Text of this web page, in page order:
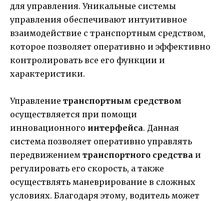
для управления. Уникальные системы
управления обеспечивают интуитивное
взаимодействие с транспортным средством,
которое позволяет оперативно и эффективно
контролировать все его функции и
характеристики.
Управление транспортным средством
осуществляется при помощи
инновационного интерфейса. Данная
система позволяет оперативно управлять
передвижением транспортного средства и
регулировать его скорость, а также
осуществлять маневрирование в сложных
условиях. Благодаря этому, водитель может